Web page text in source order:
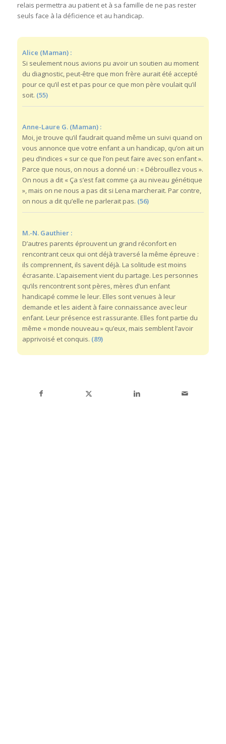
relais permettra au patient et à sa famille de ne pas rester
seuls face à la déficience et au handicap.
Alice (Maman) :
Si seulement nous avions pu avoir un soutien au moment
du diagnostic, peut-être que mon frère aurait été accepté
pour ce qu’il est et pas pour ce que mon père voulait qu’il
soit. (55)
Anne-Laure G. (Maman) :
Moi, je trouve qu’il faudrait quand même un suivi quand on
vous annonce que votre enfant a un handicap, qu’on ait un
peu d’indices « sur ce que l’on peut faire avec son enfant ».
Parce que nous, on nous a donné un : « Débrouillez vous ».
On nous a dit « Ça s’est fait comme ça au niveau génétique
», mais on ne nous a pas dit si Lena marcherait. Par contre,
on nous a dit qu’elle ne parlerait pas. (56)
M.-N. Gauthier :
D’autres parents éprouvent un grand réconfort en
rencontrant ceux qui ont déjà traversé la même épreuve :
ils comprennent, ils savent déjà. La solitude est moins
écrasante. L’apaisement vient du partage. Les personnes
qu’ils rencontrent sont pères, mères d’un enfant
handicapé comme le leur. Elles sont venues à leur
demande et les aident à faire connaissance avec leur
enfant. Leur présence est rassurante. Elles font partie du
même « monde nouveau » qu’eux, mais semblent l’avoir
apprivoisé et conquis. (89)